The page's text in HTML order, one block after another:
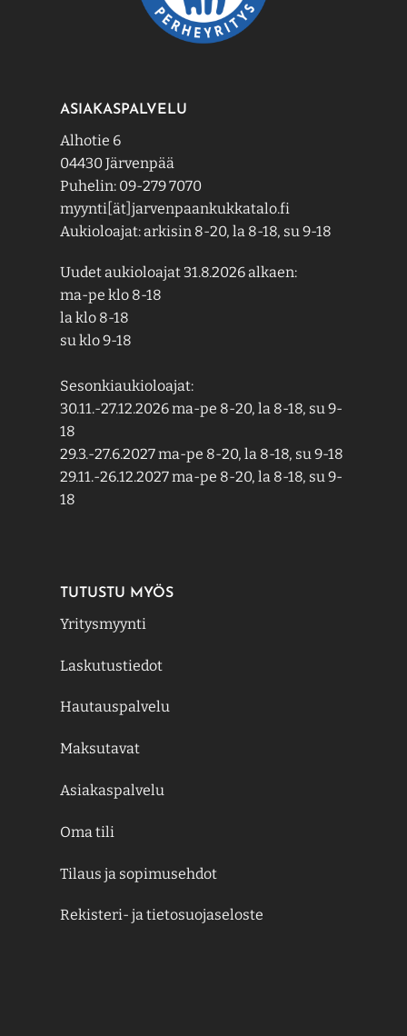
ASIAKASPALVELU
Alhotie 6
04430 Järvenpää
Puhelin: 09-279 7070
myynti[ät]jarvenpaankukkatalo.fi
Aukioloajat: arkisin 8-20, la 8-18, su 9-18
Uudet aukioloajat 31.8.2026 alkaen:
ma-pe klo 8-18
la klo 8-18
su klo 9-18
Sesonkiaukioloajat:
30.11.-27.12.2026 ma-pe 8-20, la 8-18, su 9-
18
29.3.-27.6.2027 ma-pe 8-20, la 8-18, su 9-18
29.11.-26.12.2027 ma-pe 8-20, la 8-18, su 9-
18
TUTUSTU MYÖS
Yritysmyynti
Laskutustiedot
Hautauspalvelu
Maksutavat
Asiakaspalvelu
Oma tili
Tilaus ja sopimusehdot
Rekisteri- ja tietosuojaseloste